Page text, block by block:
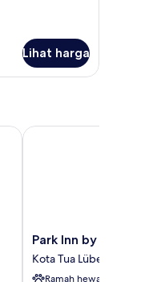
Lihat harga
Park
Inn
by
Park Inn by Radisson
Kota Tua Lübeck
Ramah hewan
Park Inn by Radisson